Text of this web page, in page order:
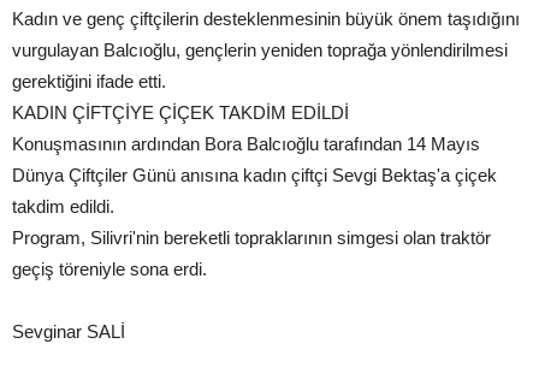
Kadın ve genç çiftçilerin desteklenmesinin büyük önem taşıdığını
vurgulayan Balcıoğlu, gençlerin yeniden toprağa yönlendirilmesi
gerektiğini ifade etti.
KADIN ÇİFTÇİYE ÇİÇEK TAKDİM EDİLDİ
Konuşmasının ardından Bora Balcıoğlu tarafından 14 Mayıs
Dünya Çiftçiler Günü anısına kadın çiftçi Sevgi Bektaş'a çiçek
takdim edildi.
Program, Silivri'nin bereketli topraklarının simgesi olan traktör
geçiş töreniyle sona erdi.
Sevginar SALİ